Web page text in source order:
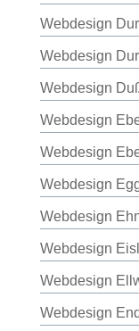
Webdesign
Webdesign
Webdesign
Webdesign
Webdesign
Webdesign
Webdesign
Webdesign
Webdesign
Webdesign